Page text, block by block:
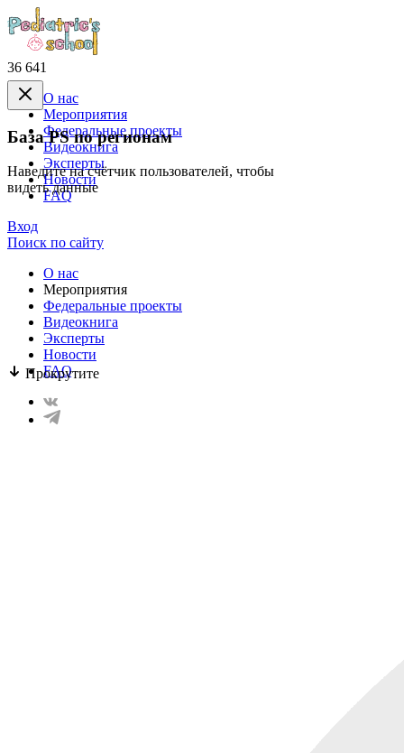
36 641
База PS по регионам
Наведите на счётчик пользователей, чтобы
видеть данные
Прокрутите
О нас
Mероприятия
Федеральные проекты
Видеокнига
Эксперты
Новости
FAQ
Вход
Поиск по сайту
О нас
Mероприятия
Федеральные проекты
Видеокнига
Эксперты
Новости
FAQ